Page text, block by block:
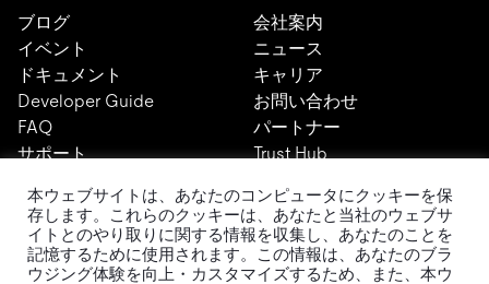
ブログ
イベント
ドキュメント
Developer Guide
FAQ
サポート
会社案内
ニュース
キャリア
お問い合わせ
パートナー
Trust Hub
メンテナンスポリシー
ブランドガイドライン
本ウェブサイトは、あなたのコンピュータにクッキーを保
存します。これらのクッキーは、あなたと当社のウェブサ
イトとのやり取りに関する情報を収集し、あなたのことを
記憶するために使用されます。この情報は、あなたのブラ
ウジング体験を向上・カスタマイズするため、また、本ウ